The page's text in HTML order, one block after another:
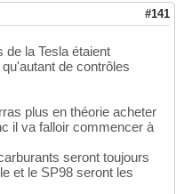
#141
de la Tesla étaient
de contrôles
plus en théorie acheter
il va falloir commencer à
seront toujours
et le SP98 seront les